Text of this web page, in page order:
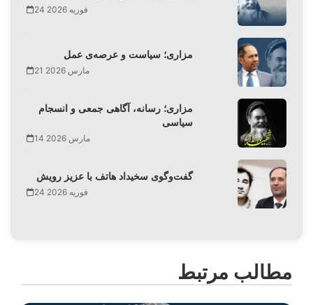
24 فوریه 2026
مزاری؛ سیاست و عرصه‌ی عمل
21 مارس 2026
مزاری؛ رسانه، آگاهی جمعی و انسجام
سیاسی
14 مارس 2026
گفت‌وگوی سخیداد هاتف با عزیز رویش
24 فوریه 2026
مطالب مرتبط